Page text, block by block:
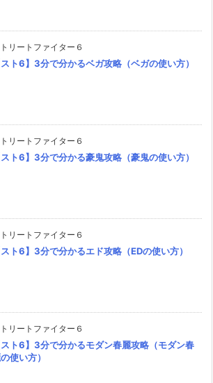
リートファイター６
スト6】3分で分かるベガ攻略（ベガの使い方）
リートファイター６
スト6】3分で分かる豪鬼攻略（豪鬼の使い方）
リートファイター６
スト6】3分で分かるエド攻略（EDの使い方）
リートファイター６
スト6】3分で分かるモダン春麗攻略（モダン春
使い方）